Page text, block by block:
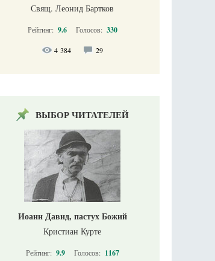
Свящ. Леонид Бартков
Рейтинг: 9.6 Голосов: 330
4 384 29
ВЫБОР ЧИТАТЕЛЕЙ
Иоанн Давид, пастух Божий
Кристиан Курте
Рейтинг: 9.9 Голосов: 1167